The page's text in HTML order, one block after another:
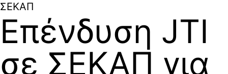
ΣΕΚΑΠ
Επένδυση JTI
σε ΣΕΚΑΠ για